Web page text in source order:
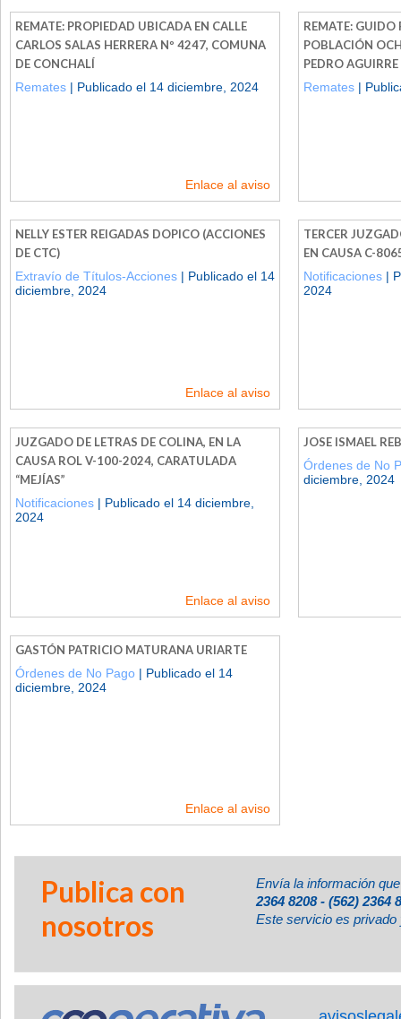
REMATE: PROPIEDAD UBICADA EN CALLE
CARLOS SALAS HERRERA Nº 4247, COMUNA
DE CONCHALÍ
Remates | Publicado el 14 diciembre, 2024
Enlace al aviso
REMATE: GUIDO
POBLACIÓN
PEDRO
Remates |
NELLY ESTER REIGADAS DOPICO (ACCIONES
DE CTC)
Extravío de Títulos-Acciones | Publicado el 14
diciembre, 2024
Enlace al aviso
TERCER
EN CAUSA C-
Notificaciones |
2024
JUZGADO DE LETRAS DE COLINA, EN LA
CAUSA ROL V-100-2024, CARATULADA
“MEJÍAS”
Notificaciones | Publicado el 14 diciembre,
2024
Enlace al aviso
JOSE ISMAEL
Órdenes de No
diciembre, 2024
GASTÓN PATRICIO MATURANA URIARTE
Órdenes de No Pago | Publicado el 14
diciembre, 2024
Enlace al aviso
Publica con
nosotros
Envía la información
2364 8208 - (562) 2364
Este servicio es privado